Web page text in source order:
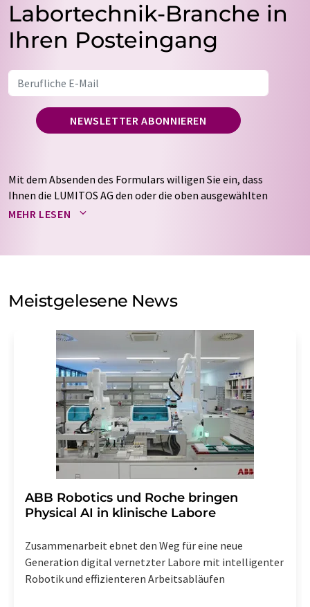
Labortechnik-Branche in
Ihren Posteingang
NEWSLETTER ABONNIEREN
Mit dem Absenden des Formulars willigen Sie ein, dass
Ihnen die LUMITOS AG den oder die oben ausgewählten
Newsletter per E-Mail zusendet. Ihre Daten werden
auf Basis unsererDatenschutzerklärung. LUMITOS darf
Meinungsforschung per E-Mail kontaktieren. Ihre
Einwilligung können Sie jederzeit ohne Angabe von
Str. 2, 12489 Berlin oder per E-Mail unter
widerruf@lumitos.commit Wirkung für die Zukunft
widerrufen. Zudem ist in jeder E-Mail ein Link zur
Abbestellung des entsprechenden Newsletters
enthalten.
MEHR LESEN
Meistgelesene News
​​​​​​​ABB Robotics und Roche bringen
Physical AI in klinische Labore
Zusammenarbeit ebnet den Weg für eine neue
Generation digital vernetzter Labore mit intelligenter
Robotik und effizienteren Arbeitsabläufen